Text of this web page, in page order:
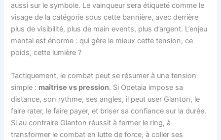
aussi sur le symbole. Le vainqueur sera étiqueté comme le
visage de la catégorie sous cette bannière, avec derrière
plus de visibilité, plus de main events, plus d’argent. L’enjeu
mental est énorme : qui gère le mieux cette tension, ce
poids, cette lumière ?
Tactiquement, le combat peut se résumer à une tension
simple : maîtrise vs pression. Si Opetaia impose sa
distance, son rythme, ses angles, il peut user Glanton, le
faire rater, le faire payer, et briser sa confiance sur la durée.
Si au contraire Glanton réussit à fermer le ring, à
transformer le combat en lutte de force, à coller ses